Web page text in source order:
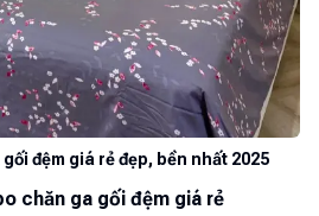
đệm giá rẻ đẹp, bền nhất 2025
chăn ga gối đệm giá rẻ